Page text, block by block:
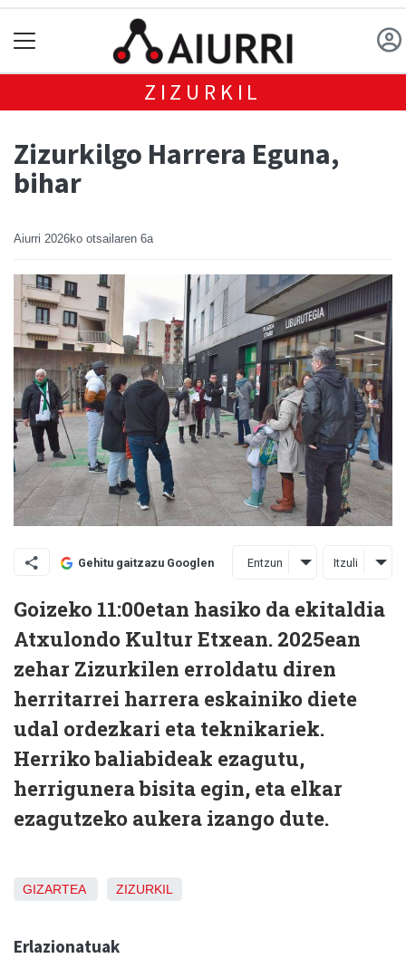
ZIZURKIL
Zizurkilgo Harrera Eguna,
bihar
Aiurri 2026ko otsailaren 6a
Gehitu gaitzazu Googlen Entzun Itzuli
Goizeko 11:00etan hasiko da ekitaldia
Atxulondo Kultur Etxean. 2025ean
zehar Zizurkilen erroldatu diren
herritarrei harrera eskainiko diete
udal ordezkari eta teknikariek.
Herriko baliabideak ezagutu,
herrigunera bisita egin, eta elkar
ezagutzeko aukera izango dute.
GIZARTEA ZIZURKIL
Erlazionatuak